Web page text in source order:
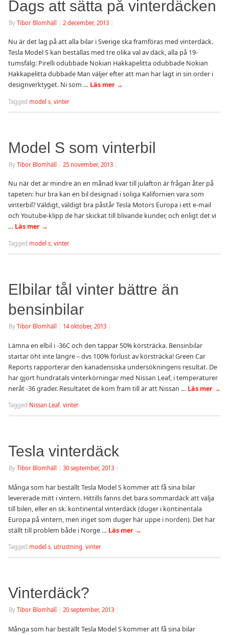
Dags att sätta på vinterdäcken
By Tibor Blomhäll 2 december, 2013
Nu är det lag på att alla bilar i Sverige ska framföras med vinterdäck.
Tesla Model S kan beställas med tre olika val av däck, alla på 19-
tumsfälg: Pirelli odubbade Nokian Hakkapelitta odubbade Nokian
Hakkapelitta dubbade Man väljer efter att man har lagt in sin order i
designverktyget. Ni som … Läs mer →
Tagged model s vinter
Model S som vinterbil
By Tibor Blomhäll 25 november, 2013
Nu när det är mindre än en månad kvar till julafton är frågan åter på
tapeten: hur bra kan en bil designad i soliga Kalifornien vara som
vinterbil? Väldigt, väldigt bra påstår Tesla Motors Europa i ett e-mail
och Youtube-klipp de har skickat till blivande kunder, och enligt det vi
… Läs mer →
Tagged model s, vinter
Elbilar tål vinter bättre än
bensinbilar
By Tibor Blomhäll 14 oktober, 2013
Lämna en elbil i -36C och den tappar 50% körsträcka. Bensinbilar
startar öht inte längre – dvs 100% förlust av körsträcka! Green Car
Reports rapporterar den kanadensiska undersökningens resultat. De
har gjort hundratals vinterkörningar med Nissan Leaf, i temperaturer
neråt -36 grader. Resultatet de kom fram till är att Nissan … Läs mer →
Tagged Nissan Leaf, vinter
Tesla vinterdäck
By Tibor Blomhäll 30 september, 2013
Många som har beställt Tesla Model S kommer att få sina bilar
levererade mitt i vintern. Hittills fanns det bara sommardäck att välja
till bilen, eller en sk. kontinental vinterdäck (duger i kontinentala
Europa på vintern, men inget som duger här uppe i norden). Det har
ställt till problem både i Norge … Läs mer →
Tagged model s, utrustning, vinter
Vinterdäck?
By Tibor Blomhäll 20 september, 2013
Många som har beställt Tesla Model S kommer att få sina bilar